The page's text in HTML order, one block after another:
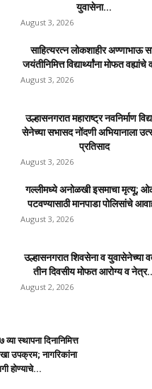
युवासेना...
August 3, 2026
साहित्यरत्न लोकशाहीर अण्णाभाऊ
जयंतीनिमित्त विद्यार्थ्यांना मोफत वह्यांचे
August 3, 2026
उल्हासनगरात महाराष्ट्र नवनिर्माण
सेनेच्या सभासद नोंदणी अभियानाला
प्रतिसाद
August 3, 2026
गल्लीमध्ये अनोळखी इसमाचा मृत्यू;
पटवण्यासाठी मानपाडा पोलिसांचे
August 3, 2026
उल्हासनगरात शिवसेना व युवासेनेच्या
तीन दिवसीय मोफत आरोग्य व
August 2, 2026
स्थापना दिनानिमित्त
उपक्रम; नागरिकांना
होण्याचे...